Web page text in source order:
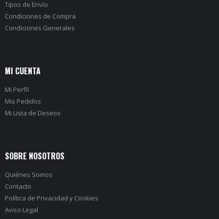
Tipos de Envío
Condiciones de Compra
Condiciones Generales
MI CUENTA
Mi Perfil
Mis Pedidos
Mi Lista de Deseos
SOBRE NOSOTROS
Quiénes Somos
Contacto
Política de Privacidad y Cookies
Aviso Legal